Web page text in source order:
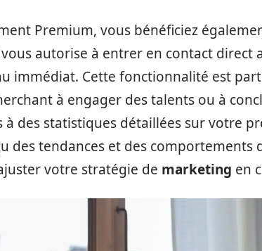
Premium, vous bénéficiez
autorise à entrer en contact direct
immédiat. Cette fonctionnalité est
à engager des talents ou à
à des statistiques détaillées sur votre
des tendances et des comportements
votre stratégie de marketing en